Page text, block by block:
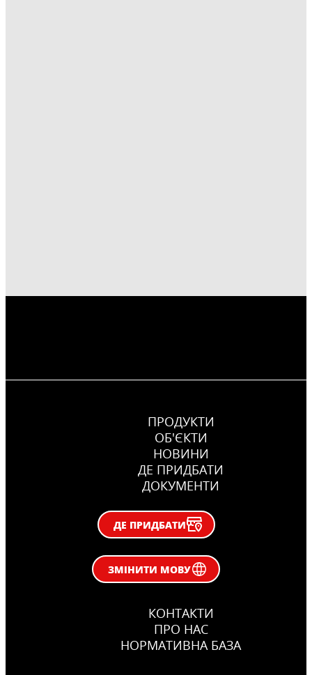
ПРОДУКТИ
ОБ'ЄКТИ
НОВИНИ
ДЕ ПРИДБАТИ
ДОКУМЕНТИ
ДЕ ПРИДБАТИ
ЗМІНИТИ МОВУ
КОНТАКТИ
ПРО НАС
НОРМАТИВНА БАЗА